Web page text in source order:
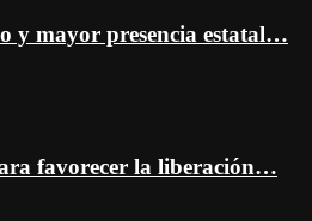
y mayor presencia estatal…
favorecer la liberación…